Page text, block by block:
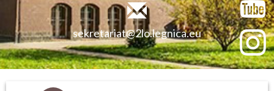
sekretariat@2lo.legnica.eu